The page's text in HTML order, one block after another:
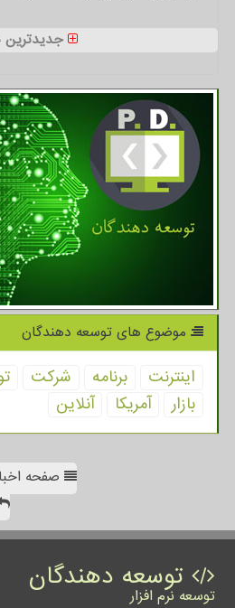
جدیدترین
موضوع های توسعه دهندگان
اینترنت برنامه شركت
بازار
آمریكا آنلاین
صفحه
توسعه دهندگان
توسعه نرم افزار